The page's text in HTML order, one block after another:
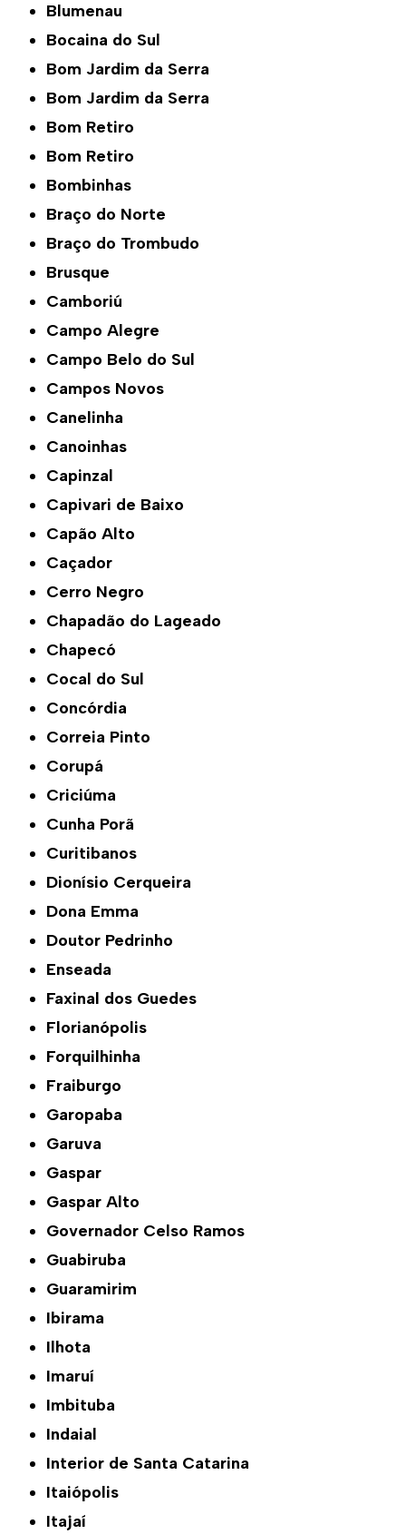
Blumenau
Bocaina do Sul
Bom Jardim da Serra
Bom Jardim da Serra
Bom Retiro
Bom Retiro
Bombinhas
Braço do Norte
Braço do Trombudo
Brusque
Camboriú
Campo Alegre
Campo Belo do Sul
Campos Novos
Canelinha
Canoinhas
Capinzal
Capivari de Baixo
Capão Alto
Caçador
Cerro Negro
Chapadão do Lageado
Chapecó
Cocal do Sul
Concórdia
Correia Pinto
Corupá
Criciúma
Cunha Porã
Curitibanos
Dionísio Cerqueira
Dona Emma
Doutor Pedrinho
Enseada
Faxinal dos Guedes
Florianópolis
Forquilhinha
Fraiburgo
Garopaba
Garuva
Gaspar
Gaspar Alto
Governador Celso Ramos
Guabiruba
Guaramirim
Ibirama
Ilhota
Imaruí
Imbituba
Indaial
Interior de Santa Catarina
Itaiópolis
Itajaí